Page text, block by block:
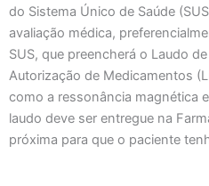
do Sistema Único de Saúde
avaliação médica,
SUS, que preencherá o Laudo
Autorização de Medicamentos
como a ressonância magnética
laudo deve ser entregue na
próxima para que o paciente